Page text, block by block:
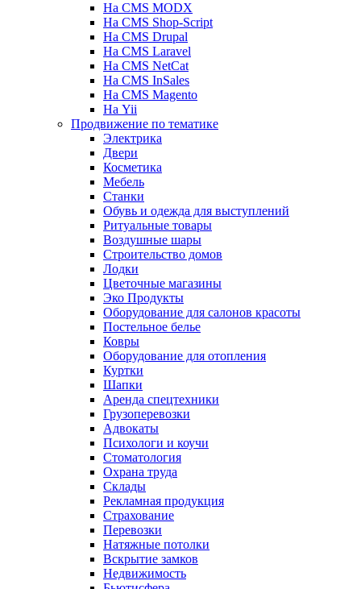
На CMS MODX
На CMS Shop-Script
На CMS Drupal
На CMS Laravel
На CMS NetCat
На CMS InSales
На CMS Magento
На Yii
Продвижение по тематике
Электрика
Двери
Косметика
Мебель
Станки
Обувь и одежда для выступлений
Ритуальные товары
Воздушные шары
Строительство домов
Лодки
Цветочные магазины
Эко Продукты
Оборудование для салонов красоты
Постельное белье
Ковры
Оборудование для отопления
Куртки
Шапки
Аренда спецтехники
Грузоперевозки
Адвокаты
Психологи и коучи
Стоматология
Охрана труда
Склады
Рекламная продукция
Страхование
Перевозки
Натяжные потолки
Вскрытие замков
Недвижимость